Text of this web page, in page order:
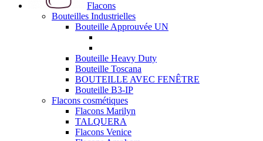
Flacons
Bouteilles Industrielles
Bouteille Approuvée UN
Bouteille Heavy Duty
Bouteille Toscana
BOUTEILLE AVEC FENÊTRE
Bouteille B3-IP
Flacons cosmétiques
Flacons Marilyn
TALQUERA
Flacons Venice